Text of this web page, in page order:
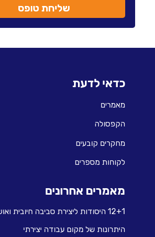
שליחת טופס
כדאי לדעת
מאמרים
הקפסולה
מחקרים קובעים
לקוחות מספרים
מאמרים אחרונים
12+1 היסודות ליצירת סביבה חיובית ואושר ארגוני
היתרונות של מקום עבודה יצירתי